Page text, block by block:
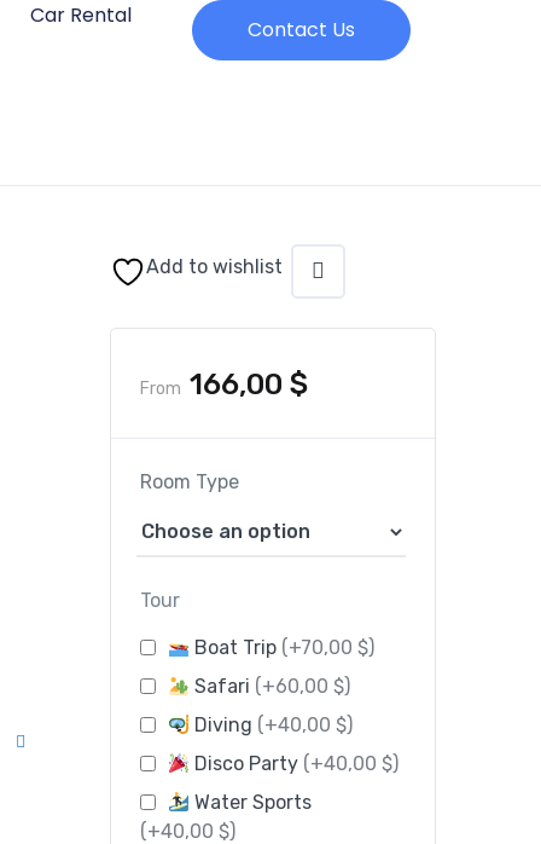
Car Rental
Contact Us
Add to wishlist
From 166,00 $
Room Type
Tour
Boat Trip (+70,00 $)
Safari (+60,00 $)
Diving (+40,00 $)
Disco Party (+40,00 $)
Water Sports
(+40,00 $)